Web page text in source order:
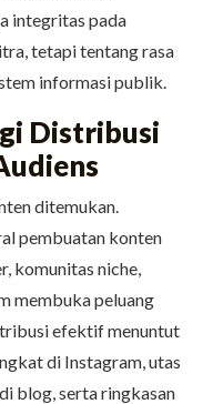
integritas pada
tetapi tentang rasa
informasi publik.
Distribusi
ditemukan.
pembuatan konten
komunitas niche,
membuka peluang
efektif menuntut
di Instagram, utas
blog, serta ringkasan